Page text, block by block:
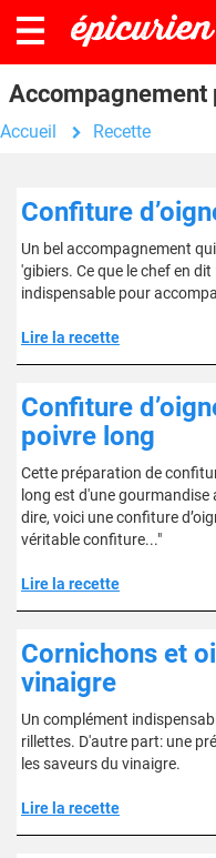
Accompagnement
Accueil Recette
Confiture
Un bel accompagnement
'gibiers. Ce que le chef en
indispensable pour
Lire la recette
Confiture
poivre long
Cette préparation de
long est d'une gourmandise
dire, voici une confiture
véritable confiture..."
Lire la recette
Cornichons et
vinaigre
Un complément
rillettes. D'autre part: une
les saveurs du vinaigre.
Lire la recette